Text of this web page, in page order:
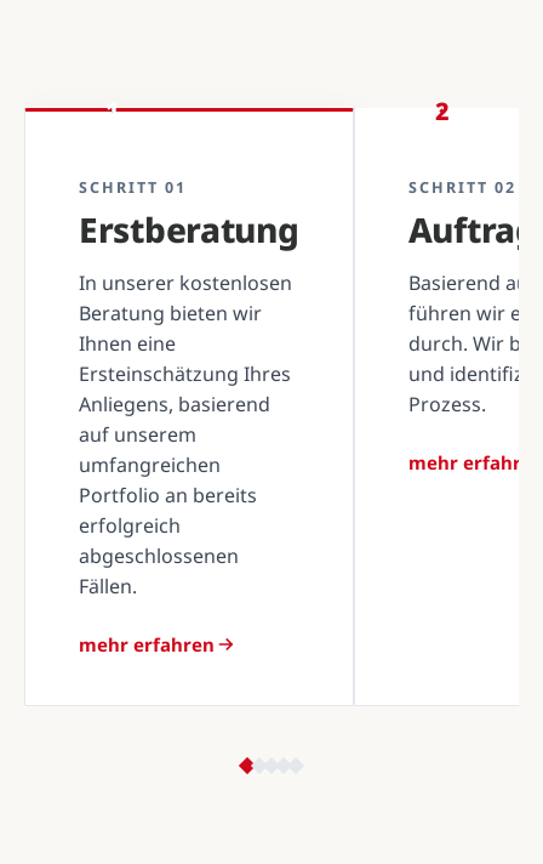
1
SCHRITT 01
Erstberatung
In unserer kostenlosen
Beratung bieten wir
Ihnen eine
Ersteinschätzung Ihres
Anliegens, basierend
auf unserem
umfangreichen
Portfolio an bereits
erfolgreich
abgeschlossenen
Fällen.
mehr erfahren
2
SCHRITT 02
Basierend
führen wir
durch. Wir
und
Prozess.
mehr erfahren